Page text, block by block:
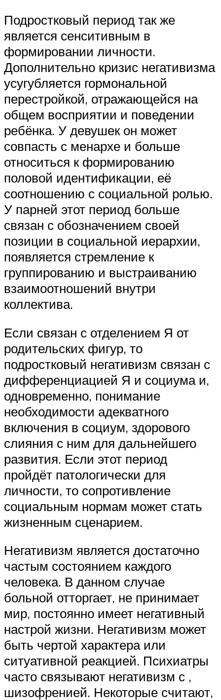
Подростковый период так же
является сенситивным в
формировании личности.
Дополнительно кризис негативизма
усугубляется гормональной
перестройкой, отражающейся на
общем восприятии и поведении
ребёнка. У девушек он может
совпасть с менархе и больше
относиться к формированию
половой идентификации, её
соотношению с социальной ролью.
У парней этот период больше
связан с обозначением своей
позиции в социальной иерархии,
появляется стремление к
группированию и выстраиванию
взаимоотношений внутри
коллектива.
Если связан с отделением Я от
родительских фигур, то
подростковый негативизм связан с
дифференциацией Я и социума и,
одновременно, понимание
необходимости адекватного
включения в социум, здорового
слияния с ним для дальнейшего
развития. Если этот период
пройдёт патологически для
личности, то сопротивление
социальным нормам может стать
жизненным сценарием.
Негативизм является достаточно
частым состоянием каждого
человека. В данном случае
больной отторгает, не принимает
мир, постоянно имеет негативный
настрой жизни. Негативизм может
быть чертой характера или
ситуативной реакцией. Психиатры
часто связывают негативизм с ,
шизофренией. Некоторые считают,